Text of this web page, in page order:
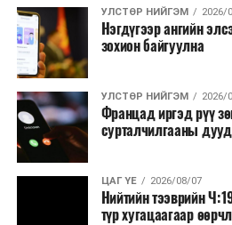
УЛСТӨР НИЙГЭМ 2026/
Нэгдүгээр ангийн
зохион байгуулна
УЛСТӨР НИЙГЭМ 2026/
Францад иргэд рүү
сурталчилгааны
ЦАГ ҮЕ 2026/08/07
Нийтийн тээврийн
түр хугацаагаар